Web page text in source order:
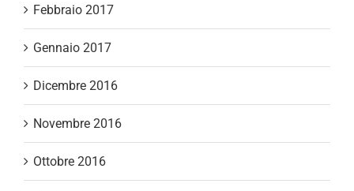
Febbraio 2017
Gennaio 2017
Dicembre 2016
Novembre 2016
Ottobre 2016